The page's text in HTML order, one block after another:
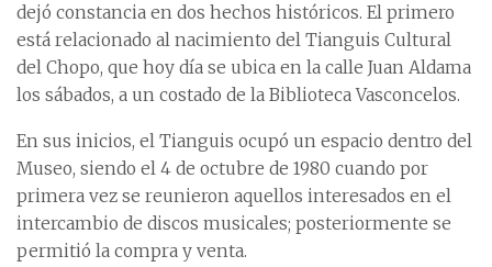
dejó constancia en dos hechos históricos. El primero
está relacionado al nacimiento del Tianguis Cultural
del Chopo, que hoy día se ubica en la calle Juan Aldama
los sábados, a un costado de la Biblioteca Vasconcelos.
En sus inicios, el Tianguis ocupó un espacio dentro del
Museo, siendo el 4 de octubre de 1980 cuando por
primera vez se reunieron aquellos interesados en el
intercambio de discos musicales; posteriormente se
permitió la compra y venta.